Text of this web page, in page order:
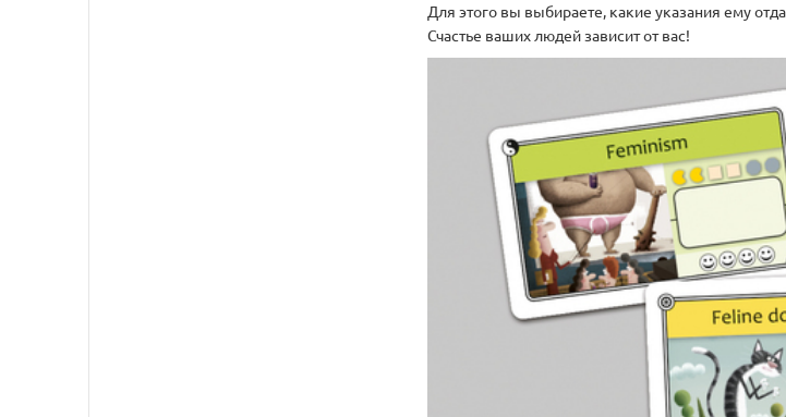
Для этого вы выбираете, какие указания ему
Счастье ваших людей зависит от вас!